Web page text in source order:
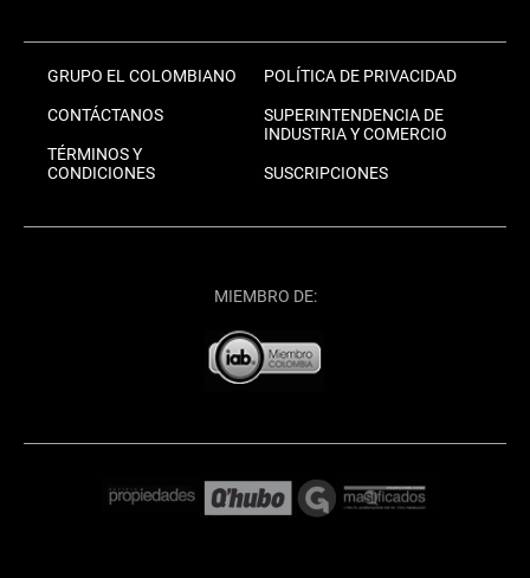
GRUPO EL COLOMBIANO
CONTÁCTANOS
TÉRMINOS Y
CONDICIONES
POLÍTICA DE PRIVACIDAD
SUPERINTENDENCIA DE
INDUSTRIA Y COMERCIO
SUSCRIPCIONES
MIEMBRO DE: